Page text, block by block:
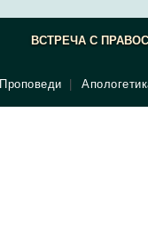
ВСТРЕЧА С
Проповеди